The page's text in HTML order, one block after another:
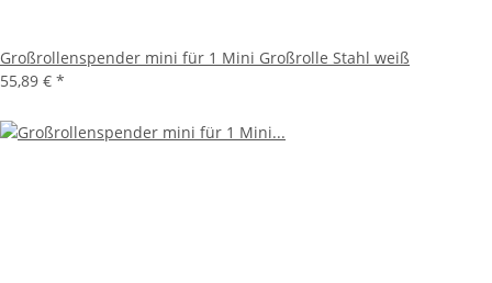
Großrollenspender mini für 1 Mini Großrolle Stahl weiß
55,89 € *